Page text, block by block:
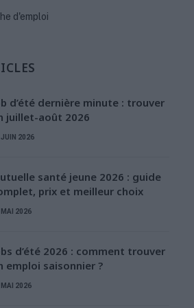
d'emploi
d’été dernière minute : trouver
juillet-août 2026
JUIN 2026
santé jeune 2026 : guide
prix et meilleur choix
MAI 2026
d’été 2026 : comment trouver
emploi saisonnier ?
MAI 2026